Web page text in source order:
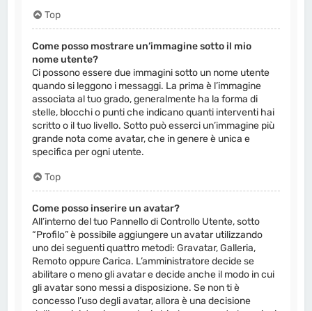
Top
Come posso mostrare un’immagine sotto il mio
nome utente?
Ci possono essere due immagini sotto un nome utente
quando si leggono i messaggi. La prima è l’immagine
associata al tuo grado, generalmente ha la forma di
stelle, blocchi o punti che indicano quanti interventi hai
scritto o il tuo livello. Sotto può esserci un’immagine più
grande nota come avatar, che in genere è unica e
specifica per ogni utente.
Top
Come posso inserire un avatar?
All’interno del tuo Pannello di Controllo Utente, sotto
“Profilo” è possibile aggiungere un avatar utilizzando
uno dei seguenti quattro metodi: Gravatar, Galleria,
Remoto oppure Carica. L’amministratore decide se
abilitare o meno gli avatar e decide anche il modo in cui
gli avatar sono messi a disposizione. Se non ti è
concesso l’uso degli avatar, allora è una decisione